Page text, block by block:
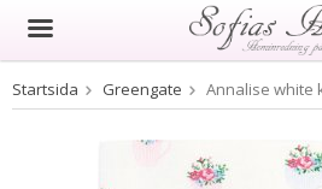
Produkten har blivit tillagd
Startsida Greengate Annalise white